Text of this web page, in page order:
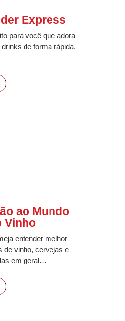
Express
para você que adora
de forma rápida.
ao Mundo
Vinho
entender melhor
de vinho, cervejas e
em geral…